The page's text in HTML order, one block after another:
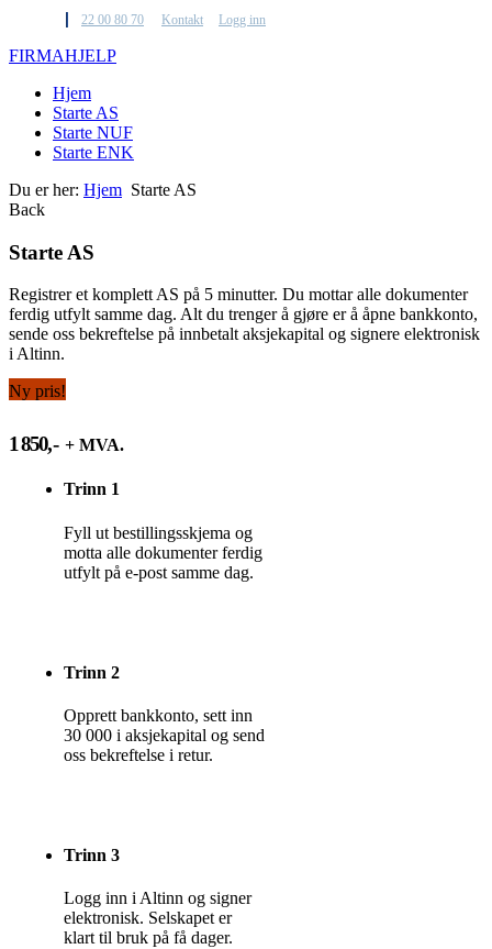
22 00 80 70 Kontakt Logg inn
FIRMAHJELP
Hjem
Starte AS
Starte NUF
Starte ENK
Du er her: Hjem Starte AS
Back
Starte AS
Registrer et komplett AS på 5 minutter. Du mottar alle dokumenter
ferdig utfylt samme dag. Alt du trenger å gjøre er å åpne bankkonto,
sende oss bekreftelse på innbetalt aksjekapital og signere elektronisk
i Altinn.
Ny pris!
1 850,- + MVA.
Trinn 1
Fyll ut bestillingsskjema og
motta alle dokumenter ferdig
utfylt på e-post samme dag.
Trinn 2
Opprett bankkonto, sett inn
30 000 i aksjekapital og send
oss bekreftelse i retur.
Trinn 3
Logg inn i Altinn og signer
elektronisk. Selskapet er
klart til bruk på få dager.